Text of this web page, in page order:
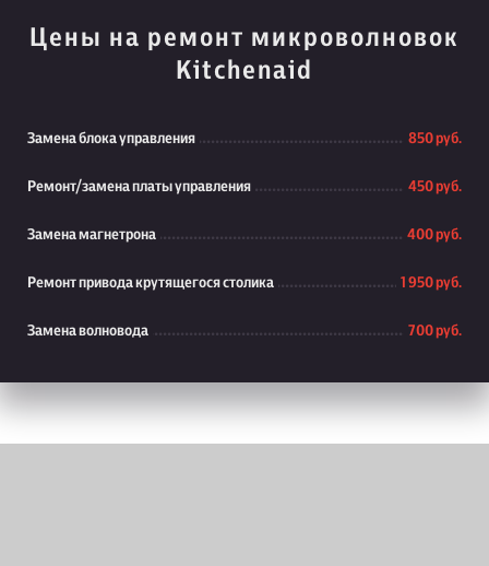
Цены на ремонт микроволновок
Kitchenaid
Замена блока управления 850 руб.
Ремонт/замена платы управления 450 руб.
Замена магнетрона 400 руб.
Ремонт привода крутящегося столика 1 950 руб.
Замена волновода 700 руб.